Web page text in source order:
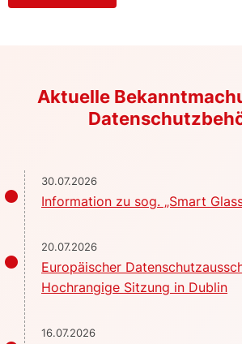
Aktuelle
30.07.2026
Information zu sog. „Smart
20.07.2026
Europäischer
Hochrangige Sitzung in Dublin
16.07.2026